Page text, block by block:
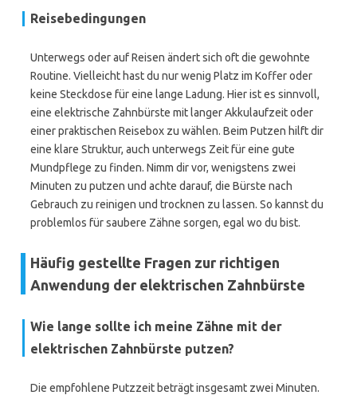
Reisebedingungen
Unterwegs oder auf Reisen ändert sich oft die gewohnte
Routine. Vielleicht hast du nur wenig Platz im Koffer oder
keine Steckdose für eine lange Ladung. Hier ist es sinnvoll,
eine elektrische Zahnbürste mit langer Akkulaufzeit oder
einer praktischen Reisebox zu wählen. Beim Putzen hilft dir
eine klare Struktur, auch unterwegs Zeit für eine gute
Mundpflege zu finden. Nimm dir vor, wenigstens zwei
Minuten zu putzen und achte darauf, die Bürste nach
Gebrauch zu reinigen und trocknen zu lassen. So kannst du
problemlos für saubere Zähne sorgen, egal wo du bist.
Häufig gestellte Fragen zur richtigen
Anwendung der elektrischen Zahnbürste
Wie lange sollte ich meine Zähne mit der
elektrischen Zahnbürste putzen?
Die empfohlene Putzzeit beträgt insgesamt zwei Minuten.